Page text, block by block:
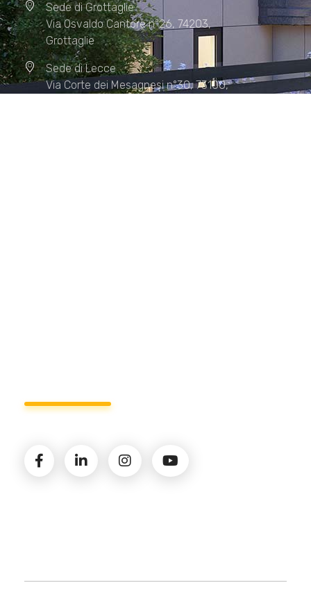
Sede di Grottaglie
Via Osvaldo Cantore n°26, 74203,
Grottaglie
Sede di Lecce
Via Corte dei Mesagnesi n°30, 73100,